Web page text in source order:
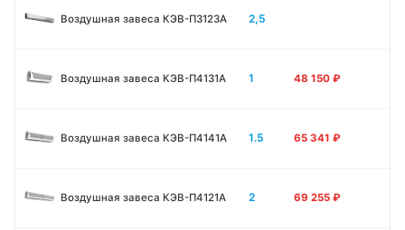
Воздушная завеса КЭВ-П3123A 2,5
Воздушная завеса КЭВ-П4131A 1 48 150 ₽
Воздушная завеса КЭВ-П4141A 1.5 65 341 ₽
Воздушная завеса КЭВ-П4121A 2 69 255 ₽